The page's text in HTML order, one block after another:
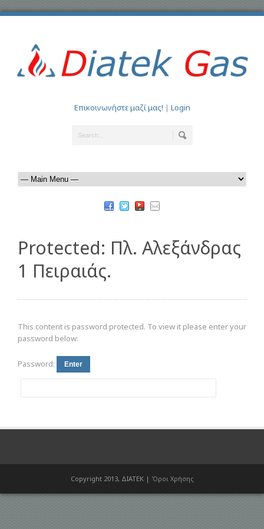
Επικοινωνήστε μαζί μας! | Login
Protected: Πλ. Αλεξάνδρας
1 Πειραιάς.
This content is password protected. To view it please enter your
password below:
Password:
Copyright 2013, ΔΙΑΤΕΚ | Όροι Χρήσης